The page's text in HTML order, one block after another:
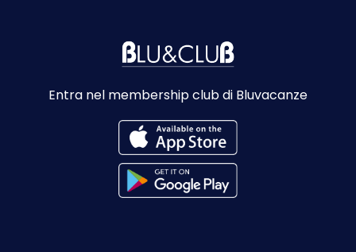
Entra nel membership club di Bluvacanze